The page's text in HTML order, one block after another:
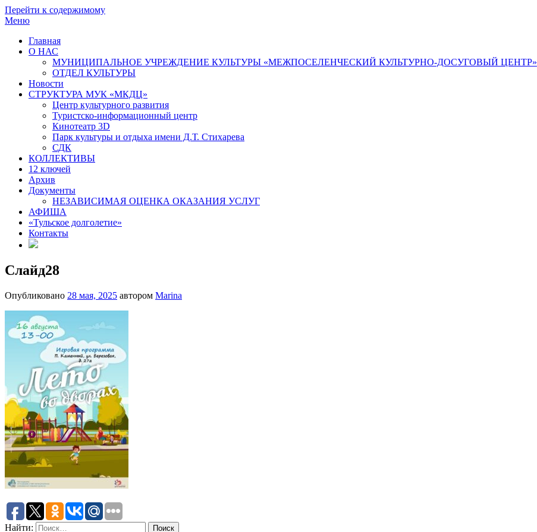
Перейти к содержимому
Меню
Главная
О НАС
МУНИЦИПАЛЬНОЕ УЧРЕЖДЕНИЕ КУЛЬТУРЫ «МЕЖПОСЕЛЕНЧЕСКИЙ КУЛЬТУРНО-ДОСУГОВЫЙ ЦЕНТР»
ОТДЕЛ КУЛЬТУРЫ
Новости
СТРУКТУРА МУК «МКДЦ»
Центр культурного развития
Туристско-информационный центр
Кинотеатр 3D
Парк культуры и отдыха имени Д.Т. Стихарева
СДК
КОЛЛЕКТИВЫ
12 ключей
Архив
Документы
НЕЗАВИСИМАЯ ОЦЕНКА ОКАЗАНИЯ УСЛУГ
АФИША
«Тульское долголетие»
Контакты
Слайд28
Опубликовано 28 мая, 2025 автором Marina
Найти: